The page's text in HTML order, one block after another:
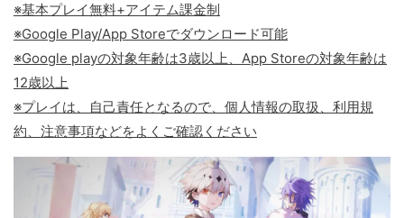
※基本プレイ無料+アイテム課金制
※Google Play/App Storeでダウンロード可能
※Google playの対象年齢は3歳以上、App Storeの対象年齢は
12歳以上
※プレイは、自己責任となるので、個人情報の取扱、利用規
約、注意事項などをよくご確認ください